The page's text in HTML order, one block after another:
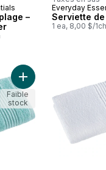
–
Everyday
Serviette
1 ea, 8,00 $/1ch
Perform, rose pâle
Ajouter Serviette de
Faible
stock